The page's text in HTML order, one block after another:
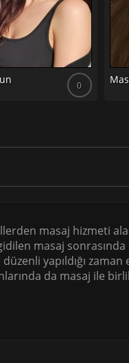
0
masaj hizmeti
masaj
yapıldığı zaman
da masaj ile